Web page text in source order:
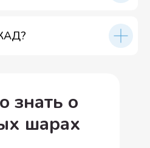
знать о
шарах